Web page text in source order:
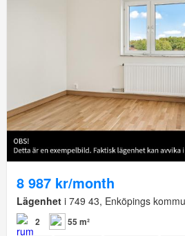
8 987 kr/month
Lägenhet i 749 43, Enköpings
2 55 m²